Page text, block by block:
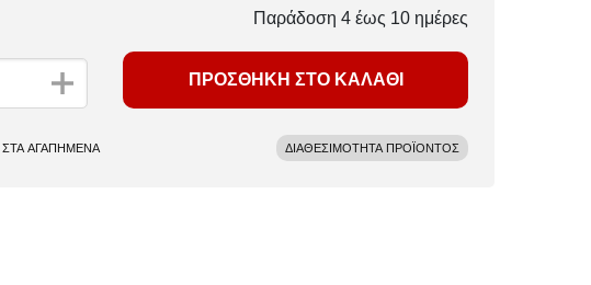
Παράδοση 4 έως 10 ημέρες
ΠΡΟΣΘΗΚΗ ΣΤΟ ΚΑΛΑΘΙ
ΑΓΑΠΗΜΕΝΑ ΔΙΑΘΕΣΙΜΟΤΗΤΑ ΠΡΟΪΟΝΤΟΣ